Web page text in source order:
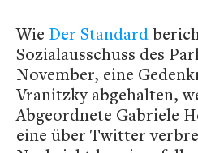
Wie Der Standard
Sozialausschuss des
November, eine
Vranitzky abgehalten,
Abgeordnete Gabriele
eine über Twitter